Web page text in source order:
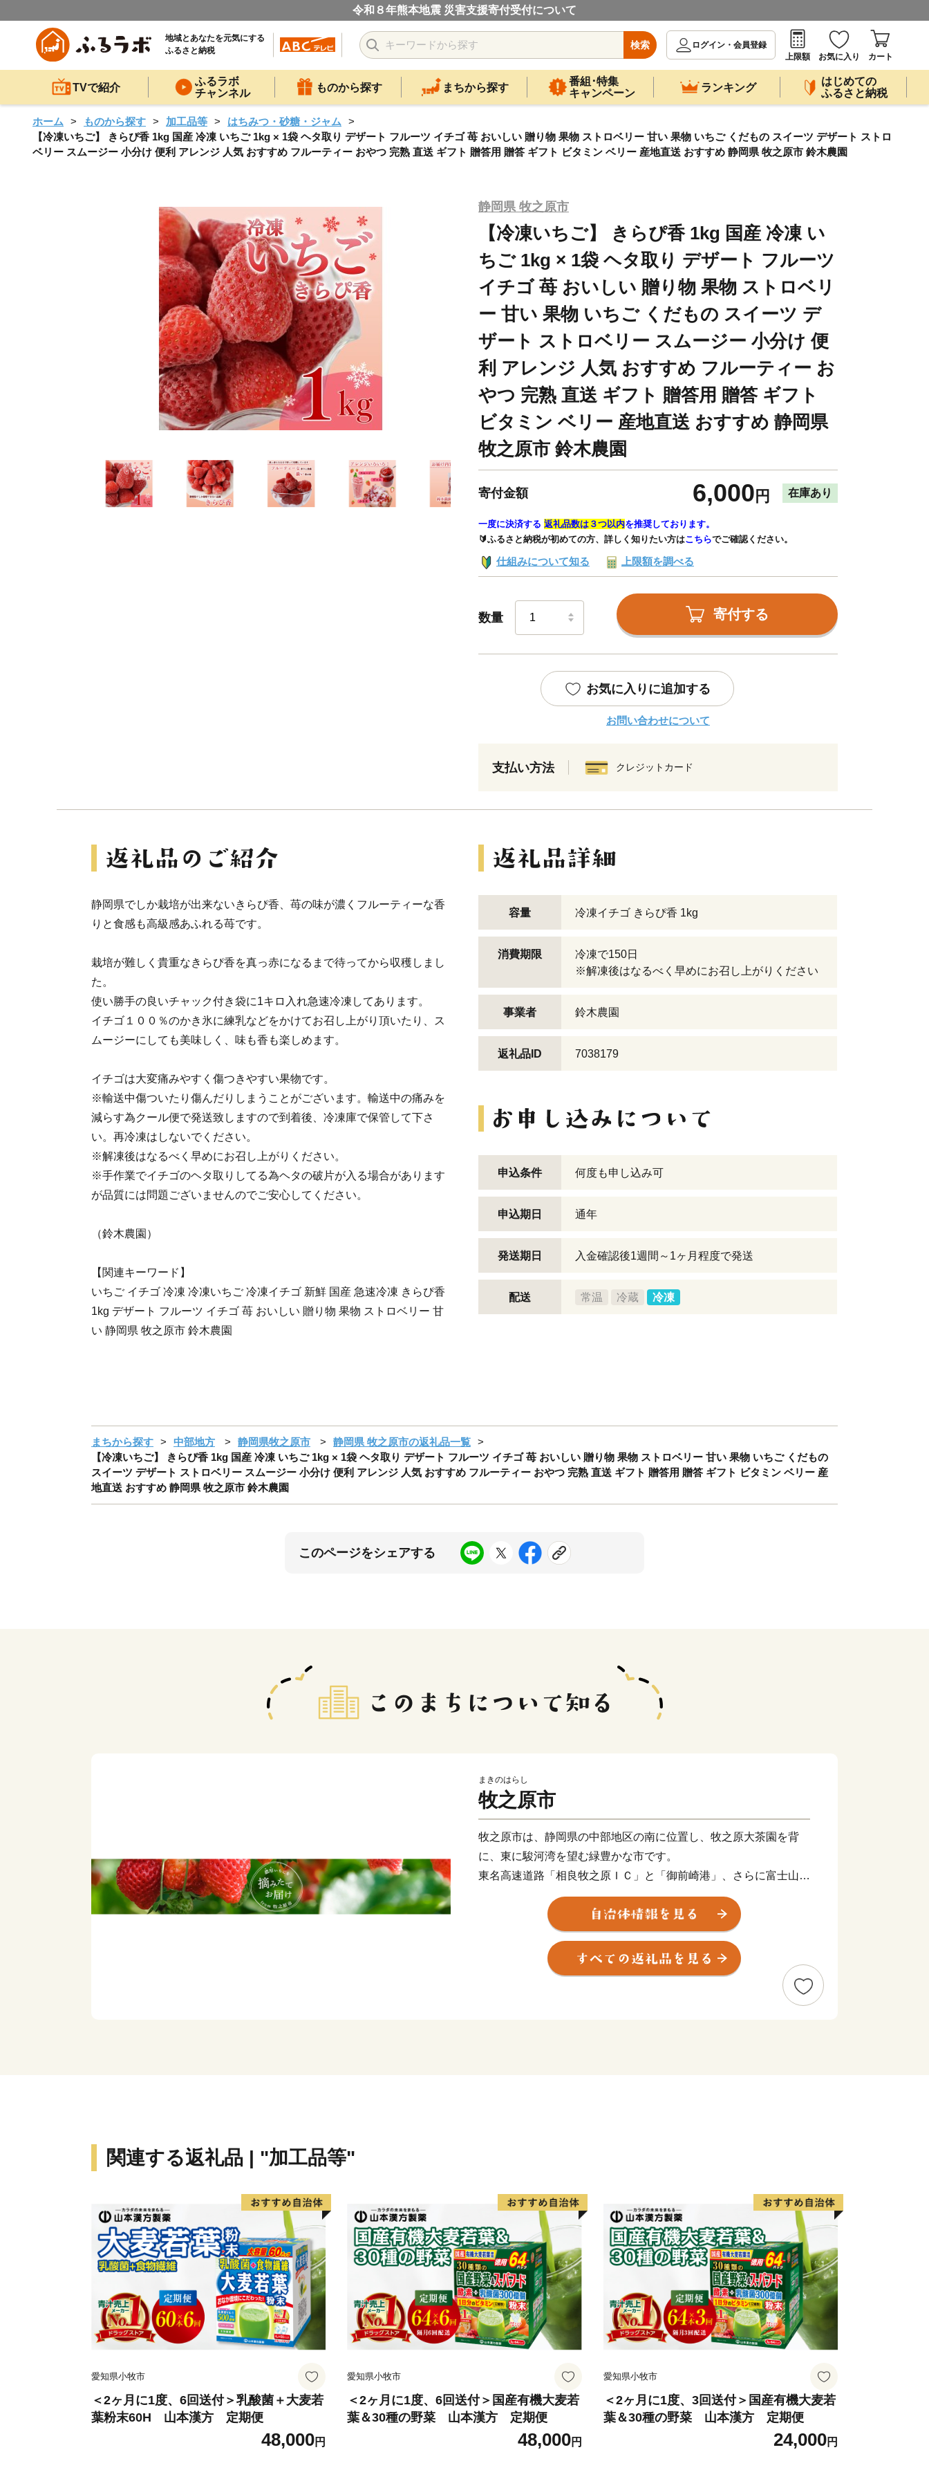
令和８年熊本地震 災害支援寄付受付について
地域とあなたを元気にする
ふるさと納税
検索
ログイン・会員登録
上限額
お気に入り カート
TVで紹介
ふるラボ
チャンネル
ものから探す まちから探す
番組･特集
キャンペーン
ランキング
はじめての
ふるさと納税
ホーム ものから探す 加工品等
はちみつ・砂糖・ジャム
【冷凍いちご】 きらぴ香 1kg 国産 冷凍 いちご 1kg × 1袋 ヘタ取り デザート フルーツ イチゴ 苺 おいしい 贈り物 果物 ストロベリー 甘い 果物 いちご くだもの スイーツ デザート ストロ
ベリー スムージー 小分け 便利 アレンジ 人気 おすすめ フルーティー おやつ 完熟 直送 ギフト 贈答用 贈答 ギフト ビタミン ベリー 産地直送 おすすめ 静岡県 牧之原市 鈴木農園
静岡県 牧之原市
【冷凍いちご】 きらぴ香 1kg 国産 冷凍 い
ちご 1kg × 1袋 ヘタ取り デザート フルーツ
イチゴ 苺 おいしい 贈り物 果物 ストロベリ
ー 甘い 果物 いちご くだもの スイーツ デ
ザート ストロベリー スムージー 小分け 便
利 アレンジ 人気 おすすめ フルーティー お
やつ 完熟 直送 ギフト 贈答用 贈答 ギフト
ビタミン ベリー 産地直送 おすすめ 静岡県
牧之原市 鈴木農園
寄付金額 6,000 円 在庫あり
一度に決済する 返礼品数は３つ以内を推奨しております。
🔰ふるさと納税が初めての方、詳しく知りたい方はこちらでご確認ください。
仕組みについて知る 上限額を調べる
数量 寄付する
お気に入りに追加する
お問い合わせについて
支払い方法 クレジットカード
静岡県でしか栽培が出来ないきらぴ香、苺の味が濃くフルーティーな香
りと食感も高級感あふれる苺です。
栽培が難しく貴重なきらぴ香を真っ赤になるまで待ってから収穫しまし
た。
使い勝手の良いチャック付き袋に1キロ入れ急速冷凍してあります。
イチゴ１００％のかき氷に練乳などをかけてお召し上がり頂いたり、ス
ムージーにしても美味しく、味も香も楽しめます。
イチゴは大変痛みやすく傷つきやすい果物です。
※輸送中傷ついたり傷んだりしまうことがございます。輸送中の痛みを
減らす為クール便で発送致しますので到着後、冷凍庫で保管して下さ
い。再冷凍はしないでください。
※解凍後はなるべく早めにお召し上がりください。
※手作業でイチゴのヘタ取りしてる為ヘタの破片が入る場合があります
が品質には問題ございませんのでご安心してください。
（鈴木農園）
【関連キーワード】
いちご イチゴ 冷凍 冷凍いちご 冷凍イチゴ 新鮮 国産 急速冷凍 きらぴ香
1kg デザート フルーツ イチゴ 苺 おいしい 贈り物 果物 ストロベリー 甘
い 静岡県 牧之原市 鈴木農園
容量 冷凍イチゴ きらぴ香 1kg
消費期限
冷凍で150日
※解凍後はなるべく早めにお召し上がりください
事業者 鈴木農園
返礼品ID 7038179
申込条件 何度も申し込み可
申込期日 通年
発送期日 入金確認後1週間～1ヶ月程度で発送
配送 常温 冷蔵 冷凍
まちから探す 中部地方 静岡県牧之原市
静岡県 牧之原市の返礼品一覧
【冷凍いちご】 きらぴ香 1kg 国産 冷凍 いちご 1kg × 1袋 ヘタ取り デザート フルーツ イチゴ 苺 おいしい 贈り物 果物 ストロベリー 甘い 果物 いちご くだもの
スイーツ デザート ストロベリー スムージー 小分け 便利 アレンジ 人気 おすすめ フルーティー おやつ 完熟 直送 ギフト 贈答用 贈答 ギフト ビタミン ベリー 産
地直送 おすすめ 静岡県 牧之原市 鈴木農園
このページをシェアする
まきのはらし
牧之原市
牧之原市は、静岡県の中部地区の南に位置し、牧之原大茶園を背
に、東に駿河湾を望む緑豊かな市です。
東名高速道路「相良牧之原ＩＣ」と「御前崎港」、さらに富士山静
岡空港と、陸・海・空それぞれの玄関口を持つ市です。
牧之原市には、日本有数の海水浴場である静波海岸とさがらサンビ
ーチがあり,夏には、遠浅で波が静かなビーチに連日大勢の海水浴
客が訪れます。
また、サーフポイントも点在していて、県内外からサーファーたち
関連する返礼品 | "加工品等"
愛知県小牧市
＜2ヶ月に1度、6回送付＞乳酸菌＋大麦若
葉粉末60H 山本漢方 定期便
48,000円
愛知県小牧市
＜2ヶ月に1度、6回送付＞国産有機大麦若
葉＆30種の野菜 山本漢方 定期便
48,000円
愛知県小牧市
＜2ヶ月に1度、3回送付＞国産有機大麦若
葉＆30種の野菜 山本漢方 定期便
24,000円